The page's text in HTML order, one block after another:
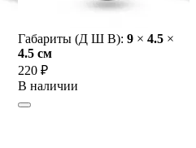
Габариты (Д Ш В): 9 × 4.5 ×
4.5 cм
220 ₽
В наличии